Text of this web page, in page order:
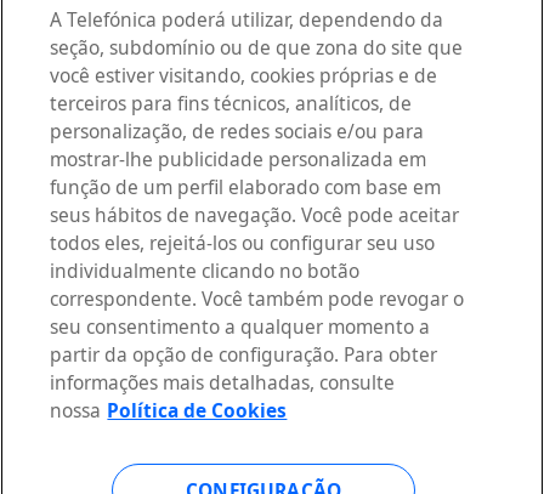
CONTACTO
AVISO LEGAL
POLÍTICA DE PRIVACIDADE
DECLARAÇÃO DE ACESSIBILIDADE
CONFIGURAÇÃO DE COOKIES
A Telefónica poderá utilizar, dependendo da
seção, subdomínio ou de que zona do site que
você estiver visitando, cookies próprias e de
terceiros para fins técnicos, analíticos, de
personalização, de redes sociais e/ou para
mostrar-lhe publicidade personalizada em
função de um perfil elaborado com base em
seus hábitos de navegação. Você pode aceitar
todos eles, rejeitá-los ou configurar seu uso
individualmente clicando no botão
correspondente. Você também pode revogar o
seu consentimento a qualquer momento a
partir da opção de configuração. Para obter
informações mais detalhadas, consulte
nossa Política de Cookies